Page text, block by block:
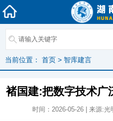
当前位置： 首页 > 智库建言
褚国建:把数字技术广
时间：2026-05-26 | 来源: